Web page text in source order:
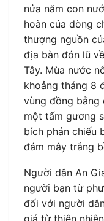
nửa năm con
hoàn của dòng
thượng nguồn
địa bàn đón lũ
Tây. Mùa nước
khoảng tháng 8
vùng đồng bằng
một tấm gương
bích phản chiếu
đám mây trắng
Người dân An
người bạn từ
đối với người